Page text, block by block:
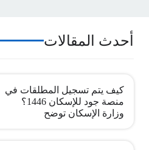
أحدث المقالات
كيف يتم تسجيل المطلقات في
منصة جود للإسكان 1446؟
وزارة الإسكان توضح